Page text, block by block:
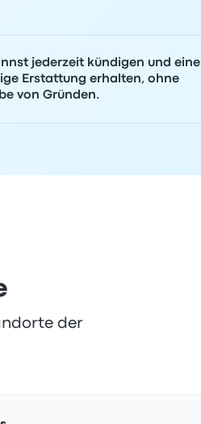
jederzeit kündigen und eine
ige Erstattung erhalten, ohne
von Gründen.
der